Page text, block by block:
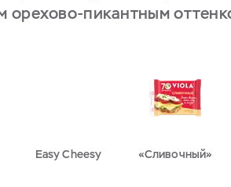
орехово-пикантным
Easy Cheesy «Сливочный»